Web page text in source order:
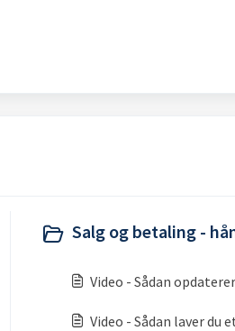
Salg og betaling -
Video - Sådan
Video - Sådan laver du